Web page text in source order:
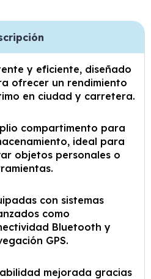
y eficiente, diseñado
ofrecer un rendimiento
en ciudad y carretera.
compartimento para
ideal para
objetos personales o
con sistemas
como
Bluetooth y
GPS.
mejorada gracias